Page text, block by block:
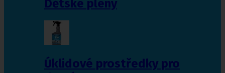
Dětské pleny
Úklidové prostředky pro